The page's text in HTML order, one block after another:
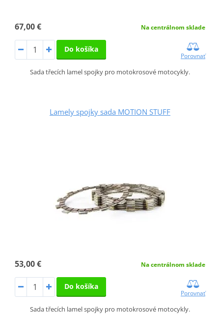
67,00 € Na centrálnom sklade
Do košíka
Porovnať
Sada třecích lamel spojky pro motokrosové motocykly.
Lamely spojky sada MOTION STUFF
53,00 € Na centrálnom sklade
Do košíka
Porovnať
Sada třecích lamel spojky pro motokrosové motocykly.